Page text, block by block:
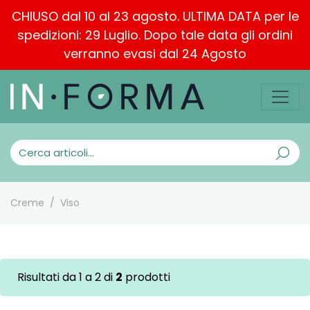
CHIUSO dal 10 al 23 agosto. ULTIMA DATA per le
spedizioni: 29 Luglio. Dopo tale data gli ordini
verranno evasi dal 24 Agosto
Creme Viso
Risultati da 1 a 2 di 2 prodotti